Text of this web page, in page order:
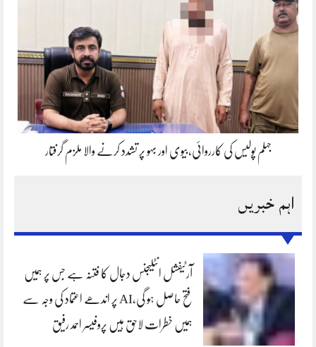
جہلم پولیس کی کارروائی،بیوی اور بہو پر تشدد کرنے والا ملزم گرفتار
اہم خبریں
آرٹیفشل انٹلیجنس دجال کا فتنہ ہے جس پر ہمیں
فتح حاصل ہو گی،AI پر اندھے اعتماد کی وجہ سے
ہمیں خطرات لاحق ہیں پروفیسر احمد رفیق